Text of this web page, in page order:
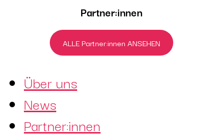
Partner:innen
ALLE Partner:innen ANSEHEN
Über uns
News
Partner:innen